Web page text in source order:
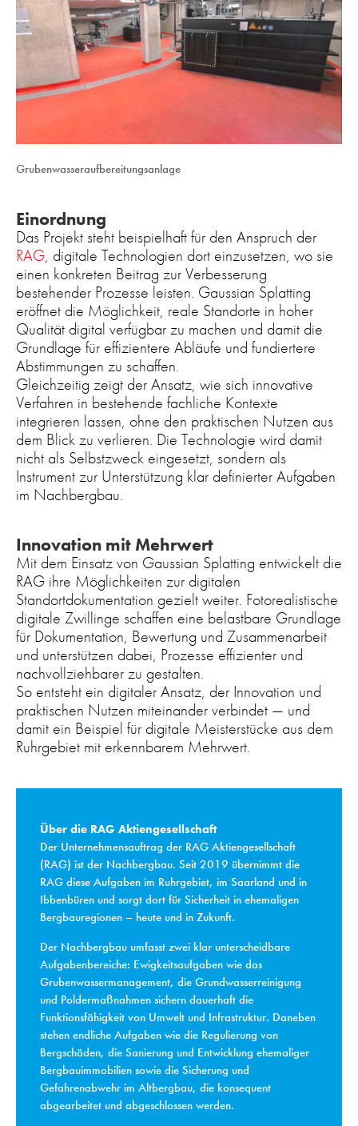
Grubenwasseraufbereitungsanlage
Einordnung
Das Projekt steht beispielhaft für den Anspruch der
RAG, digitale Technologien dort einzusetzen, wo sie
einen konkreten Beitrag zur Verbesserung
bestehender Prozesse leisten. Gaussian Splatting
eröffnet die Möglichkeit, reale Standorte in hoher
Qualität digital verfügbar zu machen und damit die
Grundlage für effizientere Abläufe und fundiertere
Abstimmungen zu schaffen.
Gleichzeitig zeigt der Ansatz, wie sich innovative
Verfahren in bestehende fachliche Kontexte
integrieren lassen, ohne den praktischen Nutzen aus
dem Blick zu verlieren. Die Technologie wird damit
nicht als Selbstzweck eingesetzt, sondern als
Instrument zur Unterstützung klar definierter Aufgaben
im Nachbergbau.
Innovation mit Mehrwert
Mit dem Einsatz von Gaussian Splatting entwickelt die
RAG ihre Möglichkeiten zur digitalen
Standortdokumentation gezielt weiter. Fotorealistische
digitale Zwillinge schaffen eine belastbare Grundlage
für Dokumentation, Bewertung und Zusammenarbeit
und unterstützen dabei, Prozesse effizienter und
nachvollziehbarer zu gestalten.
So entsteht ein digitaler Ansatz, der Innovation und
praktischen Nutzen miteinander verbindet — und
damit ein Beispiel für digitale Meisterstücke aus dem
Ruhrgebiet mit erkennbarem Mehrwert.
Über die RAG Aktiengesellschaft
Der Unternehmensauftrag der RAG Aktiengesellschaft
(RAG) ist der Nachbergbau. Seit 2019 übernimmt die
RAG diese Aufgaben im Ruhrgebiet, im Saarland und in
Ibbenbüren und sorgt dort für Sicherheit in ehemaligen
Bergbauregionen – heute und in Zukunft.
Der Nachbergbau umfasst zwei klar unterscheidbare
Aufgabenbereiche: Ewigkeitsaufgaben wie das
Grubenwassermanagement, die Grundwasserreinigung
und Poldermaßnahmen sichern dauerhaft die
Funktionsfähigkeit von Umwelt und Infrastruktur. Daneben
stehen endliche Aufgaben wie die Regulierung von
Bergschäden, die Sanierung und Entwicklung ehemaliger
Bergbauimmobilien sowie die Sicherung und
Gefahrenabwehr im Altbergbau, die konsequent
abgearbeitet und abgeschlossen werden.